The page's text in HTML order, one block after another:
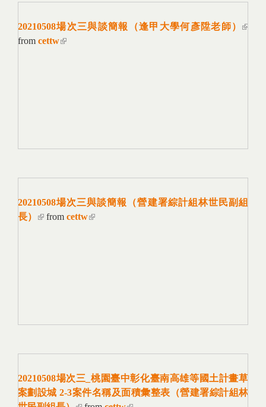
20210508場次三與談簡報（逢甲大學何彥陞老師）
from cettw(link is external)
20210508場次三與談簡報（營建署綜計組林世民副組
長）
(link is external)
from cettw(link is external)
20210508場次三_桃園臺中彰化臺南高雄等國土計畫草
案劃設城 2-3案件名稱及面積彙整表（營建署綜計組林